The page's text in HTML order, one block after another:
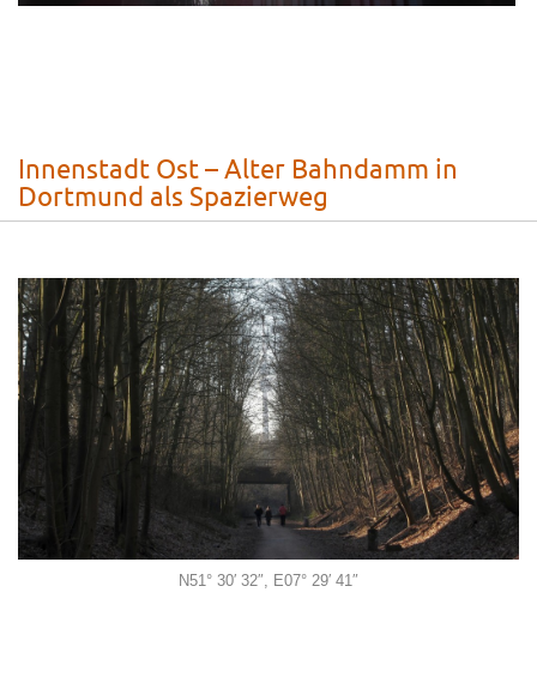
Innenstadt Ost – Alter Bahndamm in
Dortmund als Spazierweg
N51° 30′ 32″, E07° 29′ 41″